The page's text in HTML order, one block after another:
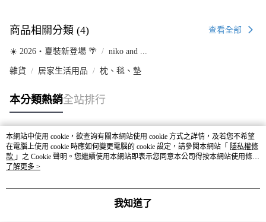
商品相關分類 (4) 查看全部
☀️ 2026・夏裝新登場 🌴 niko and ...
雜貨 居家生活用品 枕、毯、墊
本分類熱銷全站排行
熱門標籤
本網站中使用 cookie，欲查詢有關本網站使用 cookie 方式之詳情，及若您不希望
在電腦上使用 cookie 時應如何變更電腦的 cookie 設定，請參閱本網站「 隱私權條
款 」之 Cookie 聲明。您繼續使用本網站即表示您同意本公司得按本網站使用條款
之 Cookie 聲明使用 cookie。
了解更多 >
我知道了